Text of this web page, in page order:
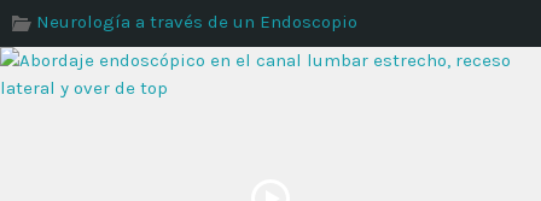
Neurología a través de un Endoscopio